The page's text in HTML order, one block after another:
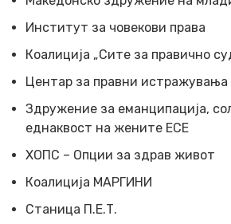
Институт за човекови права
Коалиција „Сите за правично
Центар за правни истражувања
Здружение за еманципација,
еднаквост на жените ЕСЕ
ХОПС – Опции за здрав живот
Коалиција МАРГИНИ
Станица П.Е.Т.